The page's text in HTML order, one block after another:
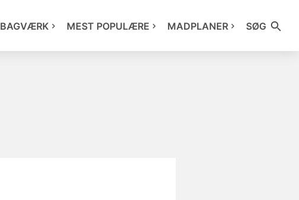
BAGVÆRK MEST POPULÆRE MADPLANER SØG